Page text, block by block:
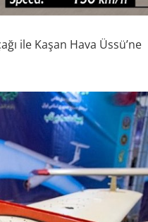
ile Kaşan Hava Üssü’ne